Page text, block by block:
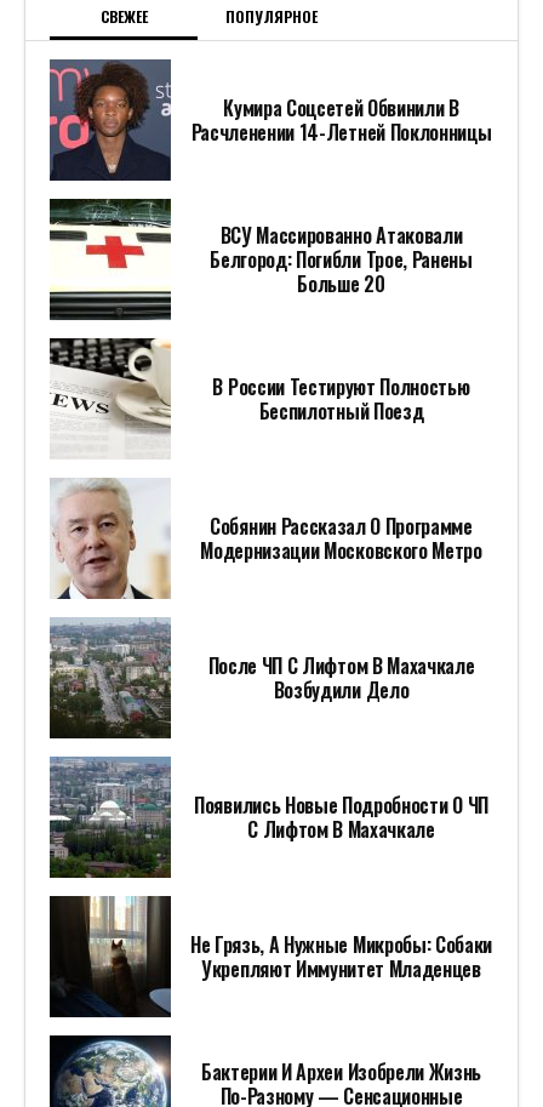
СВЕЖЕЕ ПОПУЛЯРНОЕ
Кумира Соцсетей Обвинили В
Расчленении 14-Летней Поклонницы
ВСУ Массированно Атаковали
Белгород: Погибли Трое, Ранены
Больше 20
В России Тестируют Полностью
Беспилотный Поезд
Собянин Рассказал О Программе
Модернизации Московского Метро
После ЧП С Лифтом В Махачкале
Возбудили Дело
Появились Новые Подробности О ЧП
С Лифтом В Махачкале
Не Грязь, А Нужные Микробы: Собаки
Укрепляют Иммунитет Младенцев
Бактерии И Археи Изобрели Жизнь
По-Разному — Сенсационные